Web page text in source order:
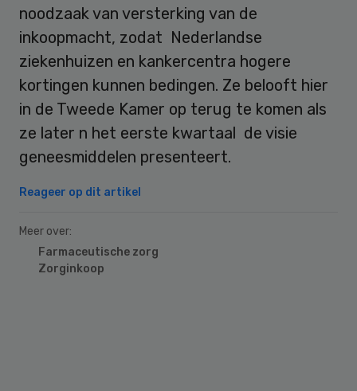
noodzaak van versterking van de
inkoopmacht, zodat Nederlandse
ziekenhuizen en kankercentra hogere
kortingen kunnen bedingen. Ze belooft hier
in de Tweede Kamer op terug te komen als
ze later n het eerste kwartaal de visie
geneesmiddelen presenteert.
Reageer op dit artikel
Meer over:
Farmaceutische zorg
Zorginkoop